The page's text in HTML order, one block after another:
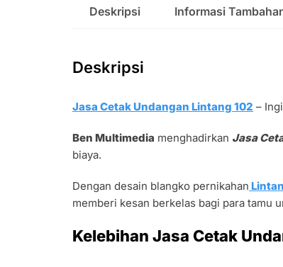
Deskripsi Informasi
Deskripsi
Jasa Cetak Undangan Lintang 102 –
Ben Multimedia menghadirkan Jasa
biaya.
Dengan desain blangko pernikahan
memberi kesan berkelas bagi para tamu
Kelebihan Jasa Cetak